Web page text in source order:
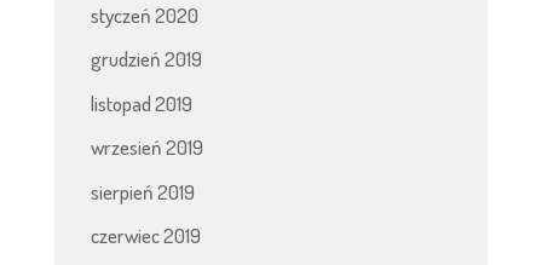
styczeń 2020
grudzień 2019
listopad 2019
wrzesień 2019
sierpień 2019
czerwiec 2019